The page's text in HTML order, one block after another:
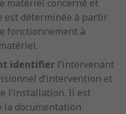
matériel concerné et
est déterminée à partir
fonctionnement à
identifier l’intervenant
d’intervention et
l’installation. Il est
la documentation